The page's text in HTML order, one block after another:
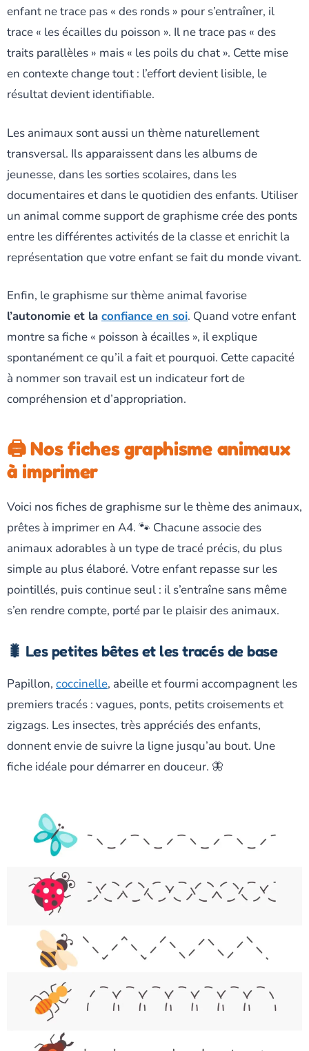
enfant ne trace pas « des ronds » pour s’entraîner, il
trace « les écailles du poisson ». Il ne trace pas « des
traits parallèles » mais « les poils du chat ». Cette mise
en contexte change tout : l’effort devient lisible, le
résultat devient identifiable.
Les animaux sont aussi un thème naturellement
transversal. Ils apparaissent dans les albums de
jeunesse, dans les sorties scolaires, dans les
documentaires et dans le quotidien des enfants. Utiliser
un animal comme support de graphisme crée des ponts
entre les différentes activités de la classe et enrichit la
représentation que votre enfant se fait du monde vivant.
Enfin, le graphisme sur thème animal favorise
l’autonomie et la confiance en soi. Quand votre enfant
montre sa fiche « poisson à écailles », il explique
spontanément ce qu’il a fait et pourquoi. Cette capacité
à nommer son travail est un indicateur fort de
compréhension et d’appropriation.
🖨️ Nos fiches graphisme animaux
à imprimer
Voici nos fiches de graphisme sur le thème des animaux,
prêtes à imprimer en A4. 🐾 Chacune associe des
animaux adorables à un type de tracé précis, du plus
simple au plus élaboré. Votre enfant repasse sur les
pointillés, puis continue seul : il s’entraîne sans même
s’en rendre compte, porté par le plaisir des animaux.
🐛 Les petites bêtes et les tracés de base
Papillon, coccinelle, abeille et fourmi accompagnent les
premiers tracés : vagues, ponts, petits croisements et
zigzags. Les insectes, très appréciés des enfants,
donnent envie de suivre la ligne jusqu’au bout. Une
fiche idéale pour démarrer en douceur. 🦋